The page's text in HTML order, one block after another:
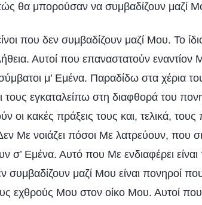
θα μπορούσαν να συμβαδίζουν μαζί
που δεν συμβαδίζουν μαζί Μου. Το
Αυτοί που επαναστατούν εναντίον
μ’ Εμένα. Παραδίδω στα χέρια
τους εγκαταλείπω στη διαφθορά του
οι κακές πράξεις τους και, τελικά,
Με νοιάζει πόσοι Με λατρεύουν, που
σ’ Εμένα. Αυτό που Με ενδιαφέρει
συμβαδίζουν μαζί Μου είναι πονηροί
εχθρούς Μου στον οίκο Μου. Αυτοί που